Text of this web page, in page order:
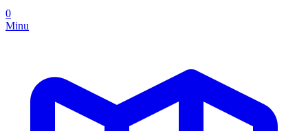
0
Minu